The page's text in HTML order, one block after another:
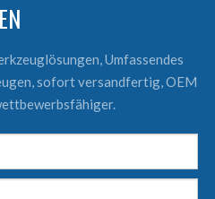
Umfassendes
sofort versandfertig, OEM